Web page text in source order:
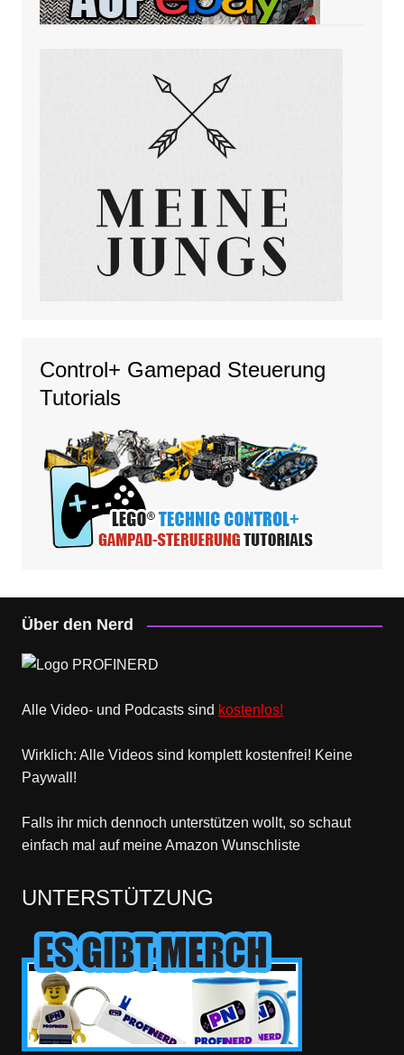
Control+ Gamepad Steuerung
Tutorials
Über den Nerd
Alle Video- und Podcasts sind kostenlos!
Wirklich: Alle Videos sind komplett kostenfrei! Keine
Paywall!
Falls ihr mich dennoch unterstützen wollt, so schaut
einfach mal auf meine Amazon Wunschliste
UNTERSTÜTZUNG